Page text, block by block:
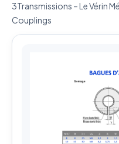
3Transmissions – Le Vérin
Couplings